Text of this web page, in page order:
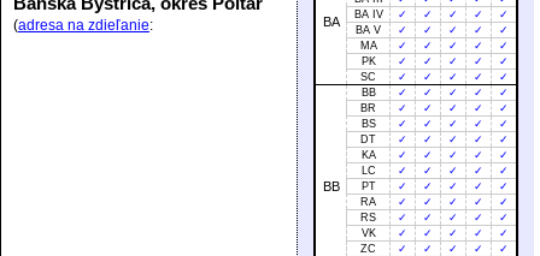
BA
BA IV
✓ ✓ ✓ ✓
✓
BA V
✓ ✓ ✓ ✓
✓
MA
✓ ✓ ✓ ✓
✓
PK
✓ ✓ ✓ ✓
✓
SC
✓ ✓ ✓ ✓ ✓
BB
BB ✓ ✓ ✓ ✓
✓
BR
✓ ✓ ✓ ✓
✓
BS
✓ ✓ ✓ ✓
✓
DT
✓ ✓ ✓ ✓
✓
KA
✓ ✓ ✓ ✓
✓
LC
✓ ✓ ✓ ✓
✓
PT
✓ ✓ ✓ ✓
✓
RA
✓ ✓ ✓ ✓
✓
RS
✓ ✓ ✓ ✓
✓
VK
✓ ✓ ✓ ✓
✓
ZC
✓ ✓ ✓ ✓
✓
(adresa na zdieľanie: